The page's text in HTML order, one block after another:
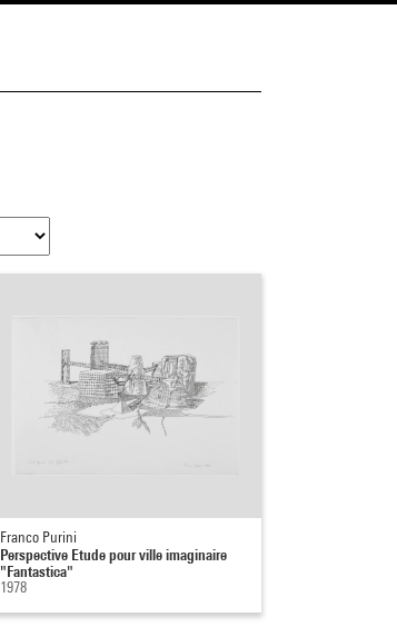
Franco Purini
Perspective Etude pour ville imaginaire
"Fantastica"
1978